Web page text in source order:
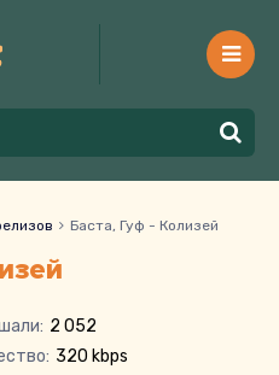
Баста, Гуф - Колизей
2 052
320 kbps